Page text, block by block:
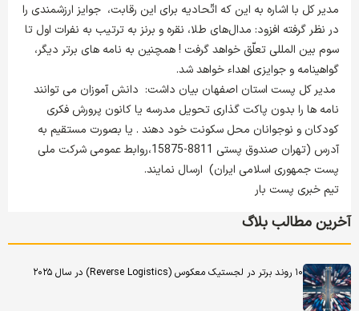
مدیر کل با اشاره به این که اتّحادیه برای این رقابت، جوایز ارزشمندی را
در نظر گرفته افزود: مدال‌های طلا،‌ نقره و برنز به ترتیب به نفرات اول تا
سوم بین المللی تعلّق خواهد گرفت ! همچنین به نامه های برتر دیگر،
گواهینامه‌ و جوایزی اهداء خواهد شد.
مدیر کل پست استان اصفهان بیان داشت: دانش آموزان می توانند
نامه ها را بدون پاکت گذاری تحویل مدرسه یا کانون پرورش فکری
کودکان و نوجوانان محل سکونت خود دهند . یا بصورت مستقیم به
آدرس (تهران صندوق پستی 8811-15875،روابط عمومی شرکت ملی
پست جمهوری اسلامی ایران) ارسال نمایند.
تیم خبری پست بار
آخرین مطالب بلاگ
۱۰ روند برتر در لجستیک معکوس (Reverse Logistics) در سال ۲۰۲۵